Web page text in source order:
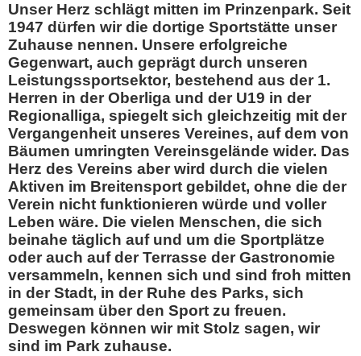
Unser Herz schlägt mitten im Prinzenpark. Seit
1947 dürfen wir die dortige Sportstätte unser
Zuhause nennen. Unsere erfolgreiche
Gegenwart, auch geprägt durch unseren
Leistungssportsektor, bestehend aus der 1.
Herren in der Oberliga und der U19 in der
Regionalliga, spiegelt sich gleichzeitig mit der
Vergangenheit unseres Vereines, auf dem von
Bäumen umringten Vereinsgelände wider. Das
Herz des Vereins aber wird durch die vielen
Aktiven im Breitensport gebildet, ohne die der
Verein nicht funktionieren würde und voller
Leben wäre. Die vielen Menschen, die sich
beinahe täglich auf und um die Sportplätze
oder auch auf der Terrasse der Gastronomie
versammeln, kennen sich und sind froh mitten
in der Stadt, in der Ruhe des Parks, sich
gemeinsam über den Sport zu freuen.
Deswegen können wir mit Stolz sagen, wir
sind im Park zuhause.